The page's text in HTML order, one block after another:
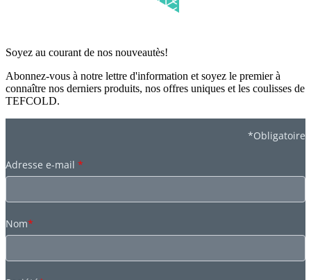
Soyez au courant de nos nouveautès!
Abonnez-vous à notre lettre d'information et soyez le premier à
connaître nos derniers produits, nos offres uniques et les coulisses de
TEFCOLD.
*Obligatoire
Adresse e-mail *
Nom*